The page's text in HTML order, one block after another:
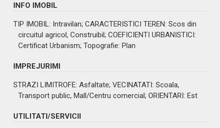
INFO IMOBIL
TIP IMOBIL: Intravilan; CARACTERISTICI TEREN: Scos din
circuitul agricol, Construibil; COEFICIENTI URBANISTICI:
Certificat Urbanism; Topografie: Plan
IMPREJURIMI
STRAZI LIMITROFE: Asfaltate; VECINATATI: Scoala,
Transport public, Mall/Centru comercial; ORIENTARI: Est
UTILITATI/SERVICII